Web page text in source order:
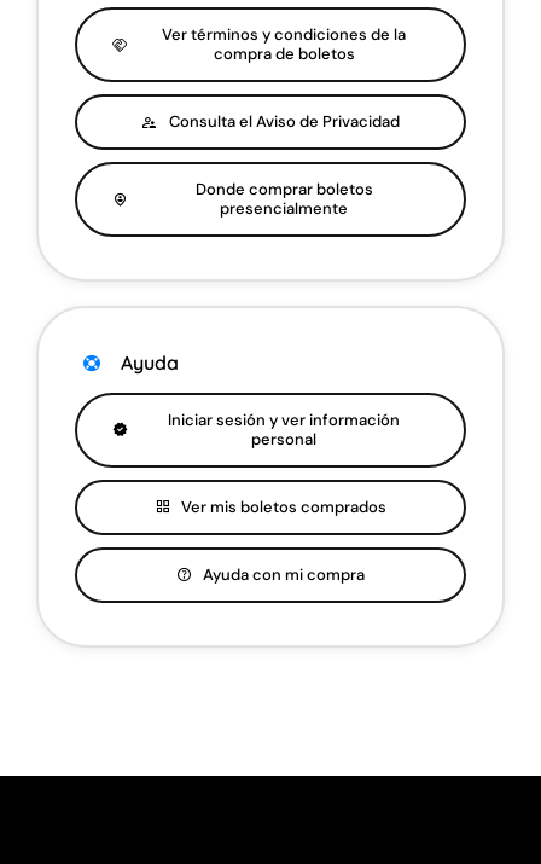
Ver términos y condiciones de la
compra de boletos
Consulta el Aviso de Privacidad
Donde comprar boletos
presencialmente
Ayuda
Iniciar sesión y ver información
personal
Ver mis boletos comprados
Ayuda con mi compra